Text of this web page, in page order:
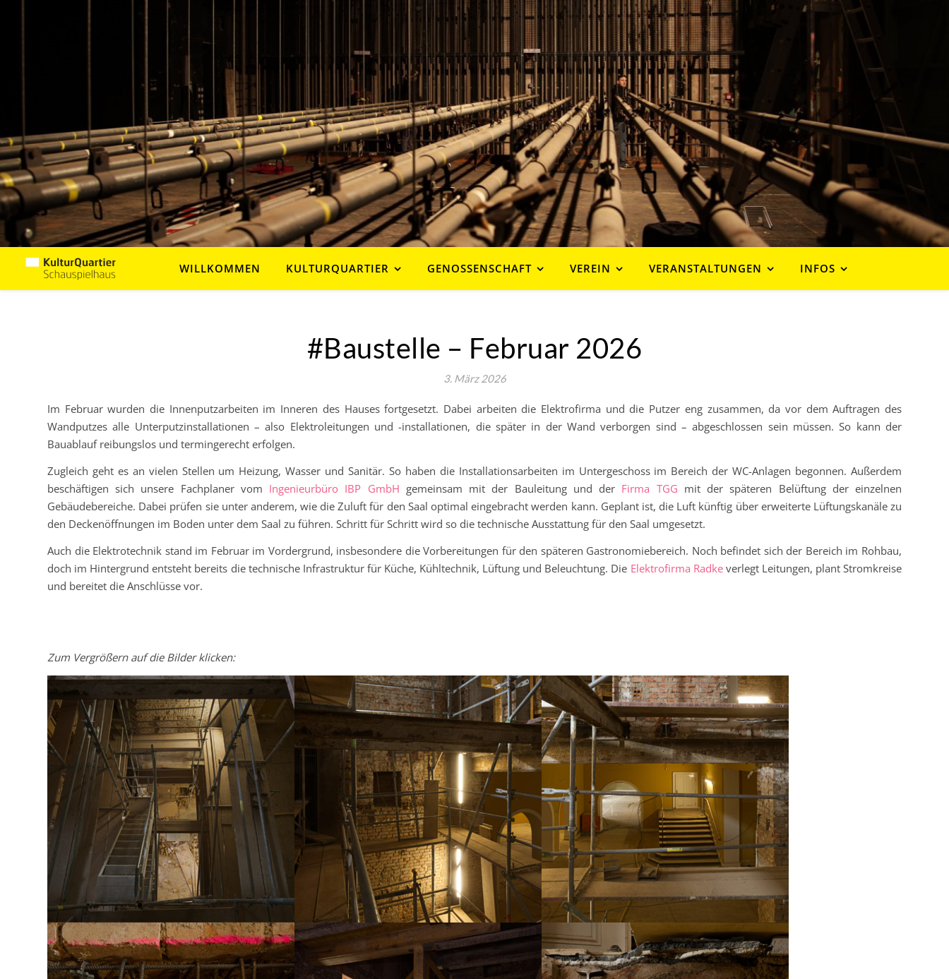
WILLKOMMEN KULTURQUARTIER GENOSSENSCHAFT VEREIN VERANSTALTUNGEN INFOS
#Baustelle – Februar 2026
3. März 2026
Im Februar wurden die Innenputzarbeiten im Inneren des Hauses fortgesetzt. Dabei arbeiten die Elektrofirma und die Putzer eng zusammen, da vor dem Auftragen des
Wandputzes alle Unterputzinstallationen – also Elektroleitungen und -installationen, die später in der Wand verborgen sind – abgeschlossen sein müssen. So kann der
Bauablauf reibungslos und termingerecht erfolgen.
Zugleich geht es an vielen Stellen um Heizung, Wasser und Sanitär. So haben die Installationsarbeiten im Untergeschoss im Bereich der WC-Anlagen begonnen. Außerdem
beschäftigen sich unsere Fachplaner vom Ingenieurbüro IBP GmbH gemeinsam mit der Bauleitung und der Firma TGG mit der späteren Belüftung der einzelnen
Gebäudebereiche. Dabei prüfen sie unter anderem, wie die Zuluft für den Saal optimal eingebracht werden kann. Geplant ist, die Luft künftig über erweiterte Lüftungskanäle zu
den Deckenöffnungen im Boden unter dem Saal zu führen. Schritt für Schritt wird so die technische Ausstattung für den Saal umgesetzt.
Auch die Elektrotechnik stand im Februar im Vordergrund, insbesondere die Vorbereitungen für den späteren Gastronomiebereich. Noch befindet sich der Bereich im Rohbau,
doch im Hintergrund entsteht bereits die technische Infrastruktur für Küche, Kühltechnik, Lüftung und Beleuchtung. Die Elektrofirma Radkeverlegt Leitungen, plant Stromkreise
und bereitet die Anschlüsse vor.
Zum Vergrößern auf die Bilder klicken: